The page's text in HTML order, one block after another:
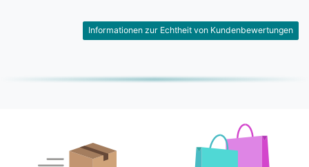
Informationen zur Echtheit von Kundenbewertungen